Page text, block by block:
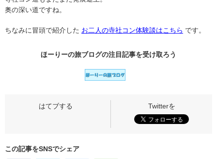
奥の深い道ですね。
ちなみに冒頭で紹介した お二人の寺社コン体験談はこちら です。
ほーりーの旅ブログの注目記事を受け取ろう
この記事をSNSでシェア